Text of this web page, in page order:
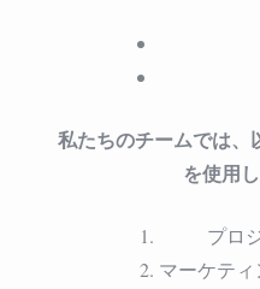
私たちのチームでは、
を使用
プロ
マーケテ